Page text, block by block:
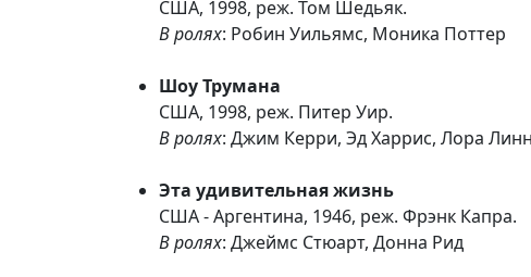
США, 1998, реж. Том Шедьяк.
В ролях: Робин Уильямс, Моника Поттер
Шоу Трумана
США, 1998, реж. Питер Уир.
В ролях: Джим Керри, Эд Харрис, Лора
Эта удивительная жизнь
США - Аргентина, 1946, реж. Фрэнк Капра.
В ролях: Джеймс Стюарт, Донна Рид